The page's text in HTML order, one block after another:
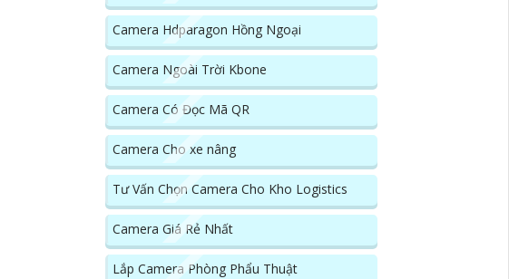
Camera Hdparagon Hồng Ngoại
Camera Ngoài Trời Kbone
Camera Có Đọc Mã QR
Camera Cho xe nâng
Tư Vấn Chọn Camera Cho Kho Logistics
Camera Giá Rẻ Nhất
Lắp Camera Phòng Phẩu Thuật